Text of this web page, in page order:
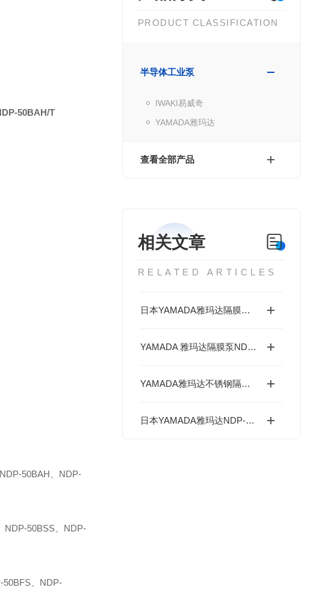
PRODUCT CLASSIFICATION
半导体工业泵
IWAKI易威奇
YAMADA雅玛达
查看全部产品
相关文章
RELATED ARTICLES
日本YAMADA雅玛达隔膜泵NDP-25系列的玻纤增强聚丙烯（PP-GF）泵体
YAMADA 雅玛达隔膜泵NDP-25系列铸铁（S45C）简介
YAMADA雅玛达不锈钢隔膜泵NDP-15系列深度分析
日本YAMADA雅玛达NDP-15气动隔膜泵应用领域
50BAH/T
50BAH、NDP-
NDP-50BSS、NDP-
50BFS、NDP-